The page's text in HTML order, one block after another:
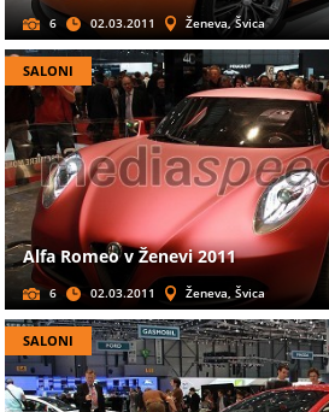
6 02.03.2011 Ženeva, Švica
SALONI
Alfa Romeo v Ženevi 2011
6 02.03.2011 Ženeva, Švica
SALONI